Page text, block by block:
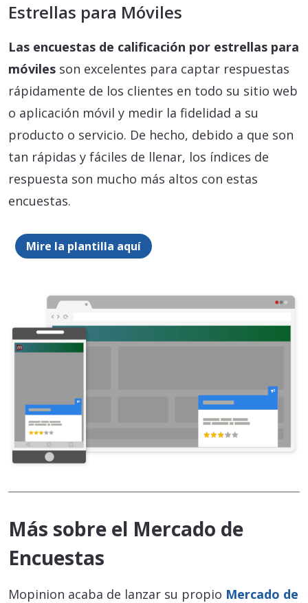
Estrellas para Móviles
Las encuestas de calificación por estrellas para
móviles son excelentes para captar respuestas
rápidamente de los clientes en todo su sitio web
o aplicación móvil y medir la fidelidad a su
producto o servicio. De hecho, debido a que son
tan rápidas y fáciles de llenar, los índices de
respuesta son mucho más altos con estas
encuestas.
Mire la plantilla aquí
Más sobre el Mercado de
Encuestas
Mopinion acaba de lanzar su propio Mercado de